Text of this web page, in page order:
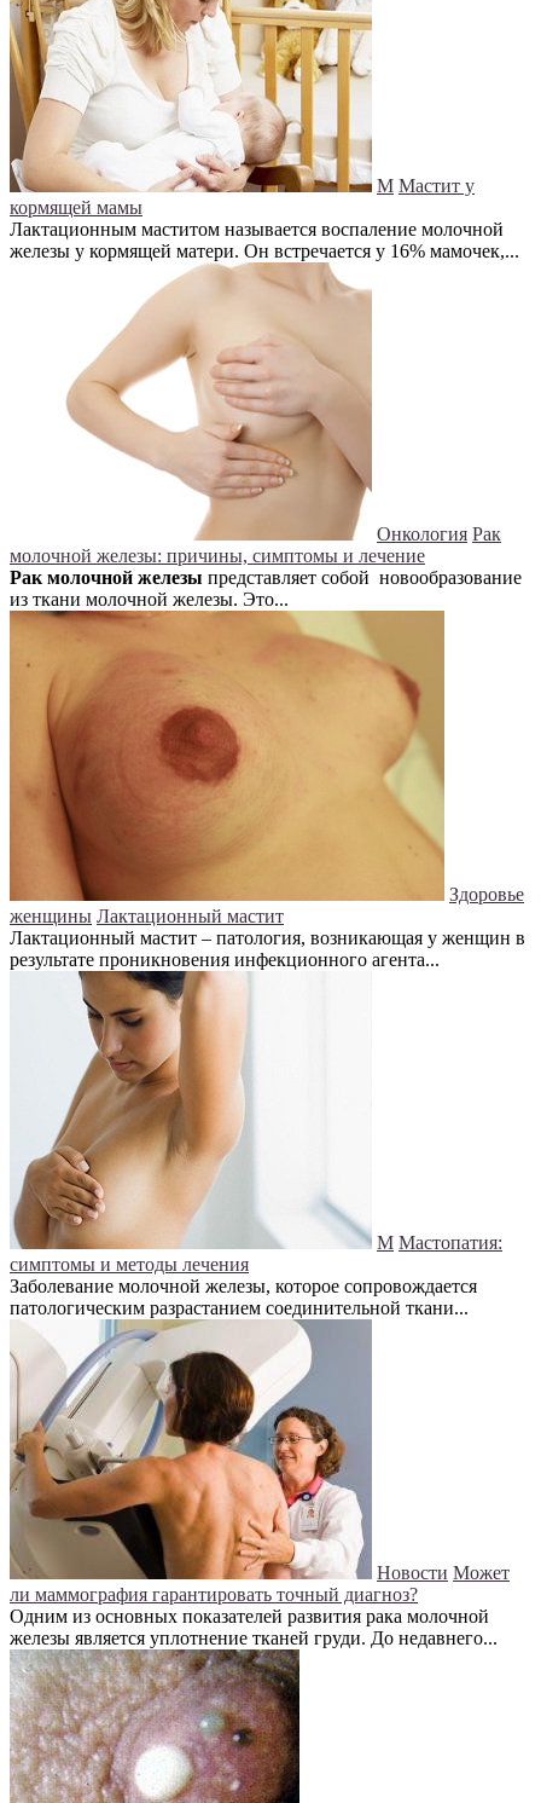
М Мастит у
кормящей мамы
Лактационным маститом называется воспаление молочной
железы у кормящей матери. Он встречается у 16% мамочек,...
Онкология Рак
молочной железы: причины, симптомы и лечение
Рак молочной железы представляет собой новообразование
из ткани молочной железы. Это...
Здоровье
женщины Лактационный мастит
Лактационный мастит – патология, возникающая у женщин в
результате проникновения инфекционного агента...
М Мастопатия:
симптомы и методы лечения
Заболевание молочной железы, которое сопровождается
патологическим разрастанием соединительной ткани...
Новости Может
ли маммография гарантировать точный диагноз?
Одним из основных показателей развития рака молочной
железы является уплотнение тканей груди. До недавнего...